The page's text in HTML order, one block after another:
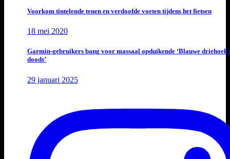
Voorkom tintelende tenen en verdoofde voeten tijdens het fietsen
18 mei 2020
Garmin-gebruikers bang voor massaal opduikende ‘Blauwe driehoek
doods’
29 januari 2025